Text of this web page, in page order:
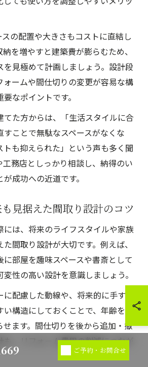
の配置や大きさもコストに直結し
を増やすと建築費が膨らむため、
見極めて計画しましょう。設計段
ォームや間仕切りの変更が容易な構
なポイントです。
てた方からは、「生活スタイルに合
すことで無駄なスペースがなくな
トも抑えられた」という声も多く聞
工務店としっかり相談し、納得のい
成功への近道です。
見据えた間取り設計のコツ
には、将来のライフスタイルや家族
間取り設計が大切です。例えば、
部屋を趣味スペースや書斎として
性の高い設計を意識しましょう。
配慮した動線や、将来的に手すり
い構造にしておくことで、年齢を重
せます。間仕切りを後から追加・撤
も、リフォーム費用の削減につなが
ご予約・お問合せ